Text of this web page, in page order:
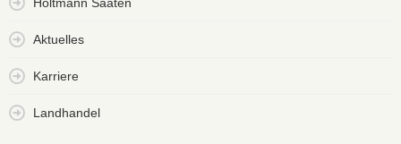
Holtmann Saaten
Aktuelles
Karriere
Landhandel